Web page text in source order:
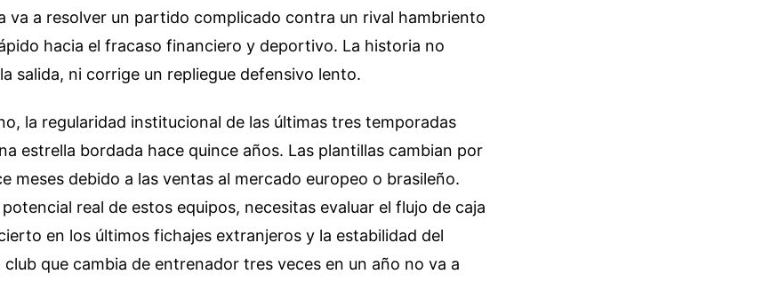
va a resolver un partido complicado contra un rival hambriento
hacia el fracaso financiero y deportivo. La historia no
salida, ni corrige un repliegue defensivo lento.
la regularidad institucional de las últimas tres temporadas
estrella bordada hace quince años. Las plantillas cambian por
meses debido a las ventas al mercado europeo o brasileño.
real de estos equipos, necesitas evaluar el flujo de caja
en los últimos fichajes extranjeros y la estabilidad del
que cambia de entrenador tres veces en un año no va a